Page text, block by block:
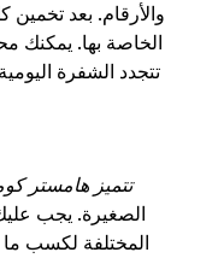
والأرقام. بعد تخمين
الخاصة بها. يمكنك
تتميز هامستر
الصغيرة. يجب عليك
المختلفة لكسب ما